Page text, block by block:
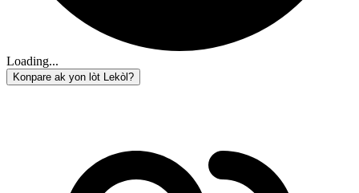
Loading...
Konpare ak yon lòt Lekòl?